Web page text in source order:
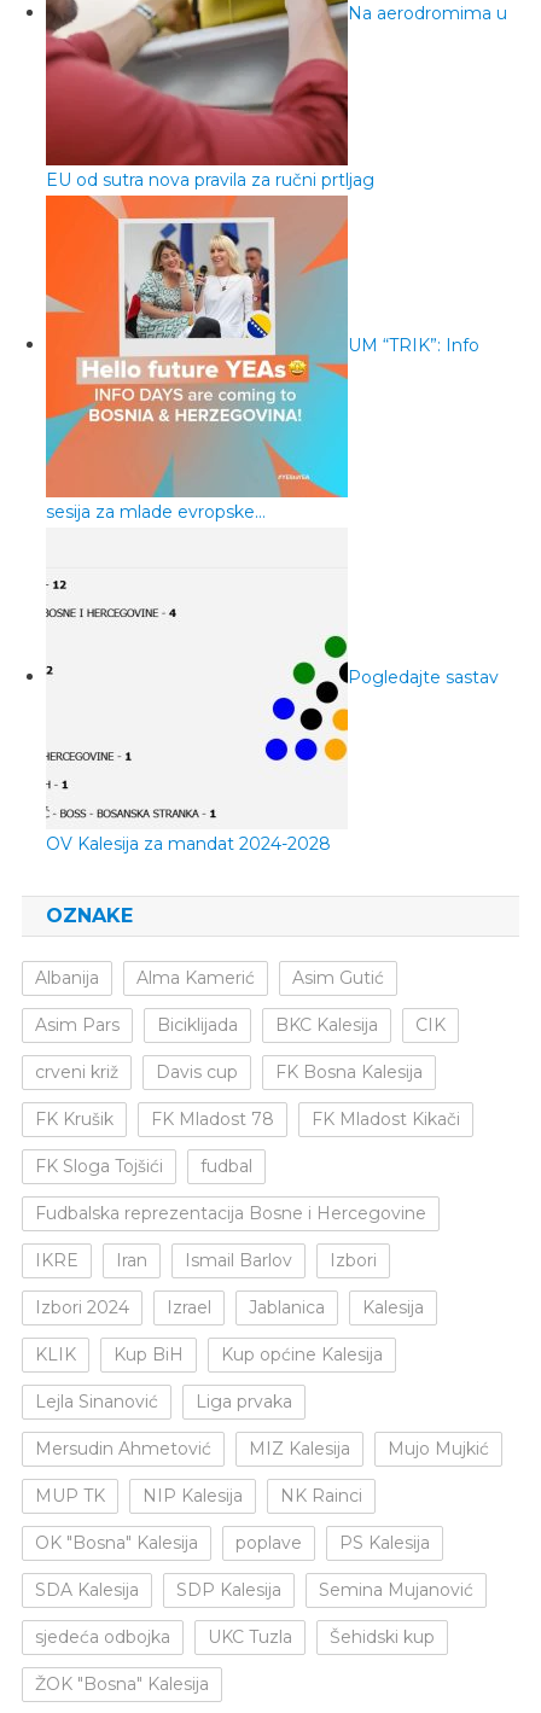
Na aerodromima u
EU od sutra nova pravila za ručni prtljag
UM “TRIK”: Info
sesija za mlade evropske…
Pogledajte sastav
OV Kalesija za mandat 2024-2028
OZNAKE
Albanija Alma Kamerić Asim Gutić
Asim Pars Biciklijada BKC Kalesija CIK
crveni križ Davis cup FK Bosna Kalesija
FK Krušik FK Mladost 78 FK Mladost Kikači
FK Sloga Tojšići fudbal
Fudbalska reprezentacija Bosne i Hercegovine
IKRE Iran Ismail Barlov Izbori
Izbori 2024 Izrael Jablanica Kalesija
KLIK Kup BiH Kup općine Kalesija
Lejla Sinanović Liga prvaka
Mersudin Ahmetović MIZ Kalesija Mujo Mujkić
MUP TK NIP Kalesija NK Rainci
OK "Bosna" Kalesija poplave PS Kalesija
SDA Kalesija SDP Kalesija Semina Mujanović
sjedeća odbojka UKC Tuzla Šehidski kup
ŽOK "Bosna" Kalesija